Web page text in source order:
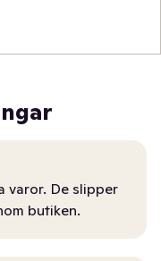
varor. De slipper
butiken.